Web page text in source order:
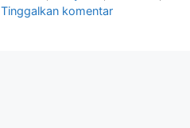
Tinggalkan komentar